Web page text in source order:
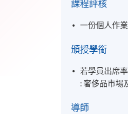
課程評核
一份個人作
頒授學銜
若學員出席
: 奢侈品市場
導師